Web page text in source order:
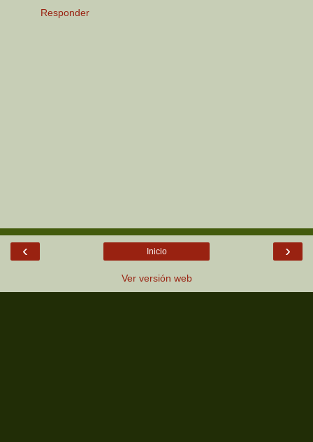
Responder
‹ ›
Inicio
Ver versión web